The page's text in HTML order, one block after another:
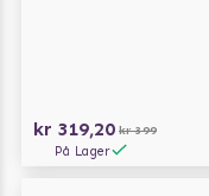
kr 319,20 kr 399
På Lager